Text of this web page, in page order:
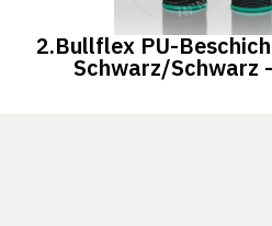
2.Bullflex PU-
Schwarz/Schwarz